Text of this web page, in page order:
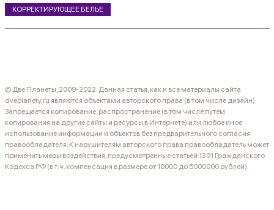
КОРРЕКТИРУЮЩЕЕ БЕЛЬЕ
© Две Планеты, 2009-2022. Данная статья, как и все материалы сайта
dveplanety.ru являются объектами авторского права (в том числе дизайн).
Запрещается копирование, распространение (в том числе путем
копирования на другие сайты и ресурсы в Интернете) или любое иное
использование информации и объектов без предварительного согласия
правообладателя. К нарушителям авторского права правообладатель может
применить меры воздействия, предусмотренные статьей 1301 Гражданского
Кодекса РФ (в т.ч. компенсация в размере от 10000 до 5000000 рублей).